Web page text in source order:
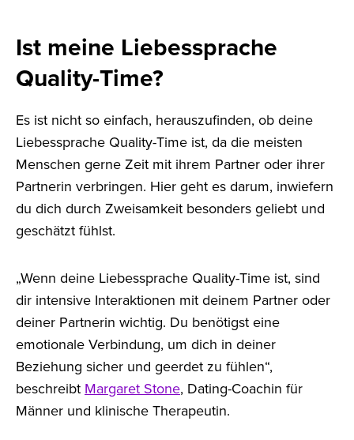
Ist meine Liebessprache
Quality-Time?
Es ist nicht so einfach, herauszufinden, ob deine
Liebessprache Quality-Time ist, da die meisten
Menschen gerne Zeit mit ihrem Partner oder ihrer
Partnerin verbringen. Hier geht es darum, inwiefern
du dich durch Zweisamkeit besonders geliebt und
geschätzt fühlst.
„Wenn deine Liebessprache Quality-Time ist, sind
dir intensive Interaktionen mit deinem Partner oder
deiner Partnerin wichtig. Du benötigst eine
emotionale Verbindung, um dich in deiner
Beziehung sicher und geerdet zu fühlen“,
beschreibt Margaret Stone, Dating-Coachin für
Männer und klinische Therapeutin.